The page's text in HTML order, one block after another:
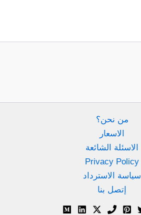
من نحن؟
الاسعار
الاسئلة الشائعة
Privacy Policy
سياسة الاسترداد
إتصل بنا